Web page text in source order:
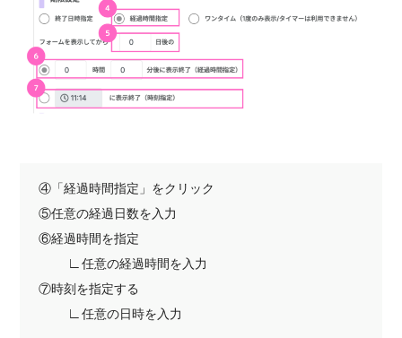
④「経過時間指定」をクリック
⑤任意の経過日数を入力
⑥経過時間を指定
∟任意の経過時間を入力
⑦時刻を指定する
∟任意の日時を入力